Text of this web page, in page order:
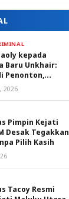
kepada
Baru Unkhair:
Penonton,
Masa
dan Maluku
2026
Pimpin Kejati
Desak Tegakkan
Pilih Kasih
Tacoy Resmi